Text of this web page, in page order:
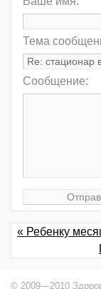
Тема
Сообщение:
« Ребенку
© 2009—2010